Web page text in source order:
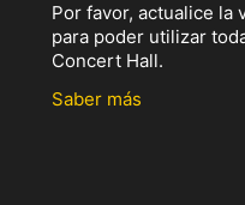
Por favor, actualice la
para poder utilizar
Concert Hall.
Saber más